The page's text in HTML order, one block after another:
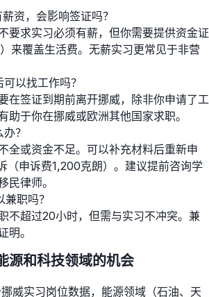
资，会影响签证吗？
要求实习必须有薪，但你需要提供资金证
来覆盖生活费。无薪实习更常见于非营
以找工作吗？
在签证到期前离开挪威，除非你申请了工
助于你在挪威或欧洲其他国家求职。
？
全或资金不足。可以补充材料后重新申
（申诉费1,200克朗）。建议提前咨询学
民律师。
职吗？
不超过20小时，但需与实习不冲突。兼
明。
源和科技领域的机会
威实习岗位数据，能源领域（石油、天